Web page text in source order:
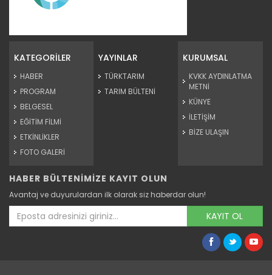
Devamını Oku ->
Tarım Orman Gündemi 12.06.2026
“Tarım Orman Gündemi” sektörün gündemini izleyici ile...
Devamını Oku ->
KATEGORİLER
HABER
PROGRAM
BELGESEL
EĞİTİM FİLMİ
ETKİNLİKLER
FOTO GALERİ
YAYINLAR
TÜRKTARIM
TARIM BÜLTENİ
KURUMSAL
KVKK AYDINLATMA
METNİ
KÜNYE
İLETİŞİM
BİZE ULAŞIN
HABER BÜLTENİMİZE KAYIT OLUN
Avantaj ve duyurulardan ilk olarak siz haberdar olun!
KAYIT OL